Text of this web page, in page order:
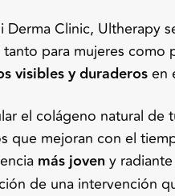
Derma Clinic, Ultherapy
para mujeres como
visibles y duraderosen
el colágeno natural de
que mejoran con el
más joveny
de una intervención